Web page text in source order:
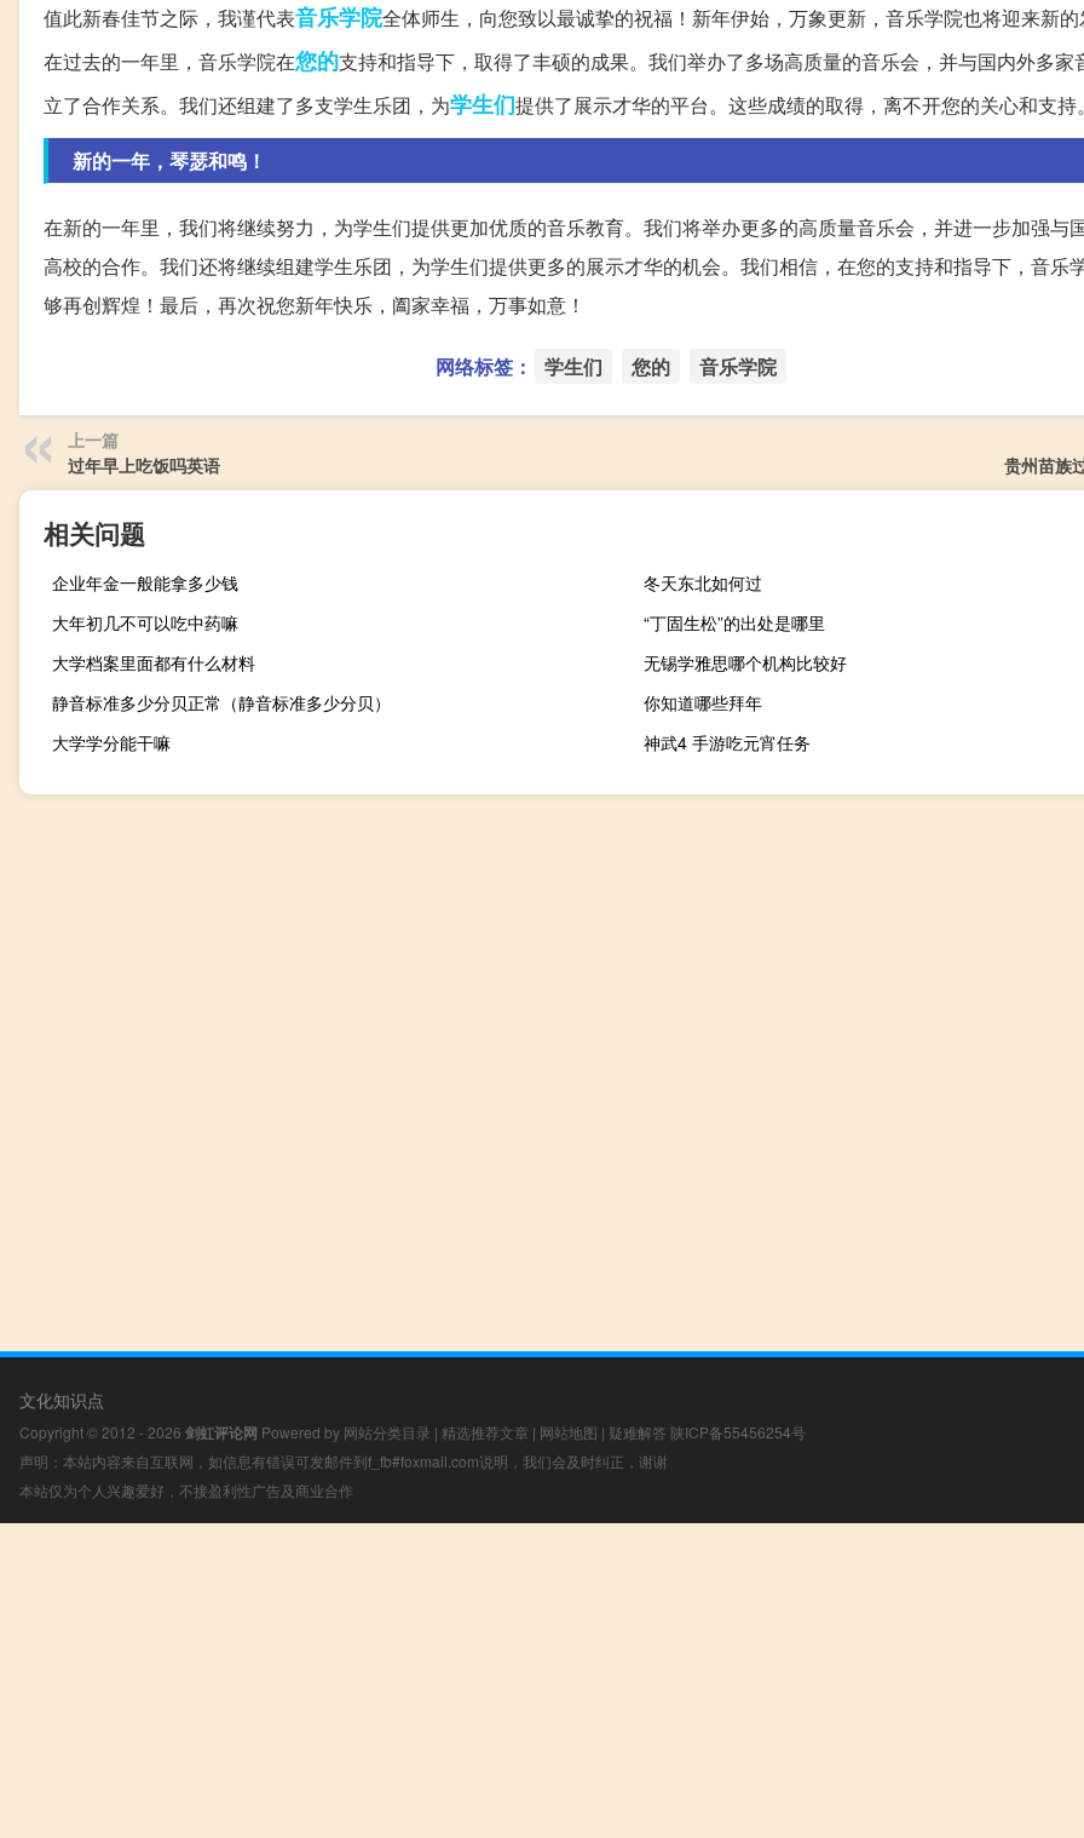
值此新春佳节之际，我谨代表音乐学院全体师生，向您致以最诚挚的祝福！新年伊始，万象更新，音乐学院也将迎来新
在过去的一年里，音乐学院在您的支持和指导下，取得了丰硕的成果。我们举办了多场高质量的音乐会，并与国内外多家
立了合作关系。我们还组建了多支学生乐团，为学生们提供了展示才华的平台。这些成绩的取得，离不开您的关心和支持
新的一年，琴瑟和鸣！
在新的一年里，我们将继续努力，为学生们提供更加优质的音乐教育。我们将举办更多的高质量音乐会，并进一步加强与
高校的合作。我们还将继续组建学生乐团，为学生们提供更多的展示才华的机会。我们相信，在您的支持和指导下，音乐
够再创辉煌！最后，再次祝您新年快乐，阖家幸福，万事如意！
网络标签： 学生们 您的 音乐学院
上一篇
过年早上吃饭吗英语
贵州苗族
相关问题
企业年金一般能拿多少钱
冬天东北如何过
大年初几不可以吃中药嘛
“丁固生松”的出处是哪里
大学档案里面都有什么材料
无锡学雅思哪个机构比较好
静音标准多少分贝正常（静音标准多少分贝）
你知道哪些拜年
大学学分能干嘛
神武4 手游吃元宵任务
文化知识点
Copyright © 2012 - 2026 剑虹评论网 Powered by 网站分类目录 | 精选推荐文章 | 网站地图 | 疑难解答 陕ICP备55456254号
声明：本站内容来自互联网，如信息有错误可发邮件到f_fb#foxmail.com说明，我们会及时纠正，谢谢
本站仅为个人兴趣爱好，不接盈利性广告及商业合作